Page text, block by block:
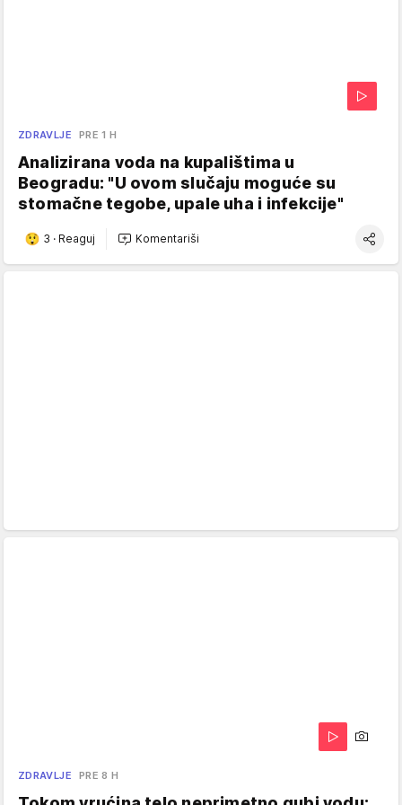
ZDRAVLJE PRE 1 H
Analizirana voda na kupalištima u
Beogradu: "U ovom slučaju moguće su
stomačne tegobe, upale uha i infekcije"
3 · Reaguj Komentariši
ZDRAVLJE PRE 8 H